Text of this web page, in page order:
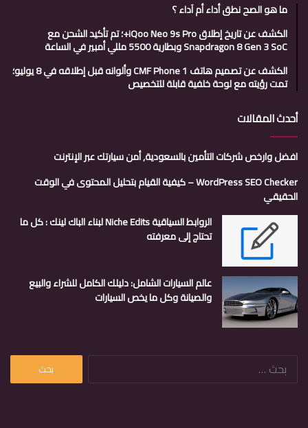
ما هو الصح نطق أداء أم آداء ؟
الكشف عن تاريخ إطلاق iQoo Neo 9s Pro+؛ تم تأكيد الشحن مع
Snapdragon 8 Gen 3 SoC وبطارية 5500 مللي أمبير في الساعة
الكشف عن تصميم هاتف CMF Phone 1 وألوانه قبل إطلاقه في 8 يوليو؛
تمت رؤيته مع لوحة خلفية قابلة للتخصيص
أحدث المقالات
افضل وارخص شركات التأمين بالسعودية, أمن سيارتك عبر الإنترنت
WordPress SEO Checker – كيفية القيام بتحليل المحتوى في الوقت
الحقيقي
الروابط السياقية Niche Edits لبناء الباك لينك : كل ما
تحتاج إلى معرفته
عالم السيارات الشامل: دليلك الكامل للشراء والبيع
والصيانة وكل ما يخص السيارات
البحث